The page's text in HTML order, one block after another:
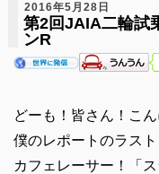
2016年5月28日
第2回JAIA二輪
ンR
どーも！皆さん！こ
僕のレポートのラス
カフェレーサー！「